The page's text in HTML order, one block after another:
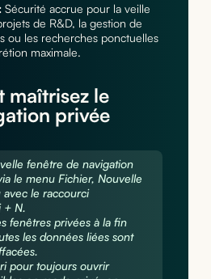
Sécurité accrue pour la veille
de R&D, la gestion de
ou les recherches ponctuelles
maximale.
maîtrisez le
privée
fenêtre de navigation
le menu Fichier, Nouvelle
le raccourci
+ N.
fenêtres privées à la fin
les données liées sont
pour toujours ouvrir